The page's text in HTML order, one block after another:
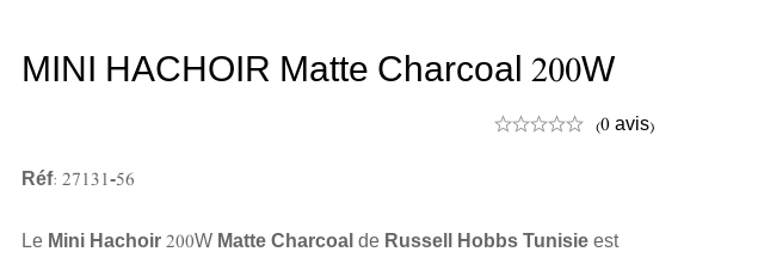
MINI HACHOIR Matte Charcoal 200W
(0 avis)
Réf: 27131-56
LeMini Hachoir200WMatte CharcoaldeRussell Hobbs Tunisieest